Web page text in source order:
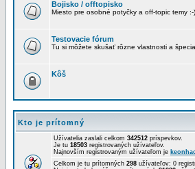
Bojisko / offtopisko
Miesto pre osobné potyčky a off-topic temy :-)
Testovacie fórum
Tu si môžete skušať rôzne vlastnosti a
Kôš
Kto je prítomný
Užívatelia zaslali celkom 342512 príspevkov.
Je tu 18503 registrovaných užívateľov.
Najnovším registrovaným užívateľom je
Celkom je tu prítomných 298 užívateľov: 0